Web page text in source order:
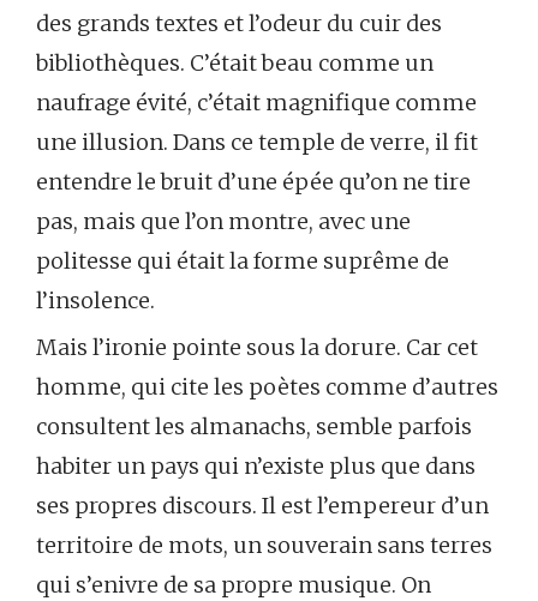
des grands textes et l’odeur du cuir des
bibliothèques. C’était beau comme un
naufrage évité, c’était magnifique comme
une illusion. Dans ce temple de verre, il fit
entendre le bruit d’une épée qu’on ne tire
pas, mais que l’on montre, avec une
politesse qui était la forme suprême de
l’insolence.
Mais l’ironie pointe sous la dorure. Car cet
homme, qui cite les poètes comme d’autres
consultent les almanachs, semble parfois
habiter un pays qui n’existe plus que dans
ses propres discours. Il est l’empereur d’un
territoire de mots, un souverain sans terres
qui s’enivre de sa propre musique. On